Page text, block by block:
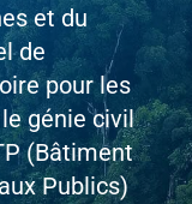
et du
de
pour les
génie civil
(Bâtiment
Publics)